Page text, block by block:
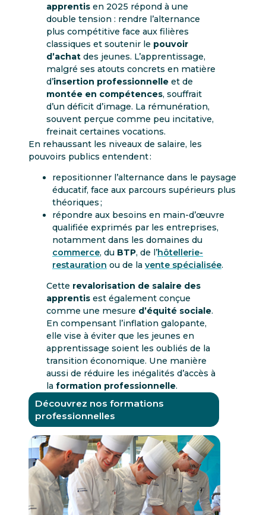
apprentis en 2025 répond à une
double tension : rendre l’alternance
plus compétitive face aux filières
classiques et soutenir le pouvoir
d’achat des jeunes. L’apprentissage,
malgré ses atouts concrets en matière
d’insertion professionnelle et de
montée en compétences, souffrait
d’un déficit d’image. La rémunération,
souvent perçue comme peu incitative,
freinait certaines vocations.
En rehaussant les niveaux de salaire, les
pouvoirs publics entendent :
repositionner l’alternance dans le paysage
éducatif, face aux parcours supérieurs plus
théoriques ;
répondre aux besoins en main-d’œuvre
qualifiée exprimés par les entreprises,
notamment dans les domaines du
commerce, du BTP, de l’hôtellerie-
restauration ou de la vente spécialisée.
Cette revalorisation de salaire des
apprentis est également conçue
comme une mesure d’équité sociale.
En compensant l’inflation galopante,
elle vise à éviter que les jeunes en
apprentissage soient les oubliés de la
transition économique. Une manière
aussi de réduire les inégalités d’accès à
la formation professionnelle.
Découvrez nos formations
professionnelles